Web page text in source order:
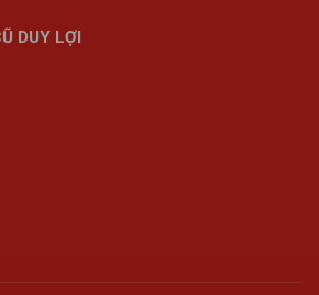
DUY LỢI